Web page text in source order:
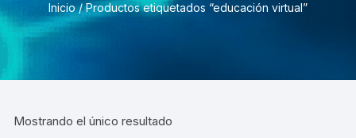
Inicio/ Productos etiquetados “educación virtual”
Mostrando el único resultado